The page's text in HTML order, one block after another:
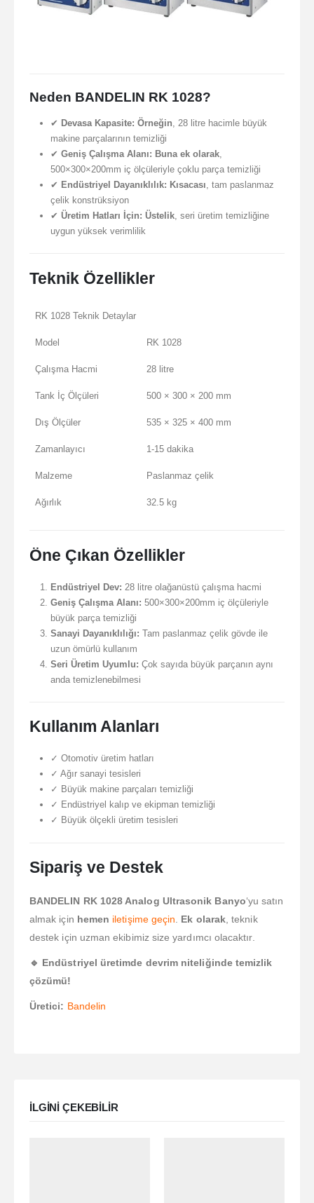
Neden BANDELIN RK 1028?
✔ Devasa Kapasite: Örneğin , 28 litre hacimle büyük
makine parçalarının temizliği
✔ Geniş Çalışma Alanı: Buna ek olarak,
500×300×200mm iç ölçüleriyle çoklu parça temizliği
✔ Endüstriyel Dayanıklılık: Kısacası , tam paslanmaz
çelik konstrüksiyon
✔ Üretim Hatları İçin: Üstelik, seri üretim temizliğine
uygun yüksek verimlilik
Teknik Özellikler
RK 1028 Teknik Detaylar
Model RK 1028
Çalışma Hacmi 28 litre
Tank İç Ölçüleri 500 × 300 × 200 mm
Dış Ölçüler 535 × 325 × 400 mm
Zamanlayıcı 1-15 dakika
Malzeme Paslanmaz çelik
Ağırlık 32.5 kg
Öne Çıkan Özellikler
Endüstriyel Dev: 28 litre olağanüstü çalışma hacmi
Geniş Çalışma Alanı: 500×300×200mm iç ölçüleriyle
büyük parça temizliği
Sanayi Dayanıklılığı: Tam paslanmaz çelik gövde ile
uzun ömürlü kullanım
Seri Üretim Uyumlu: Çok sayıda büyük parçanın aynı
anda temizlenebilmesi
Kullanım Alanları
✓ Otomotiv üretim hatları
✓ Ağır sanayi tesisleri
✓ Büyük makine parçaları temizliği
✓ Endüstriyel kalıp ve ekipman temizliği
✓ Büyük ölçekli üretim tesisleri
Sipariş ve Destek
BANDELIN RK 1028 Analog Ultrasonik Banyo‘yu satın
almak için hemen iletişime geçin. Ek olarak, teknik
destek için uzman ekibimiz size yardımcı olacaktır.
🔹 Endüstriyel üretimde devrim niteliğinde temizlik
çözümü!
Üretici: Bandelin
ILGINI ÇEKEBILIR